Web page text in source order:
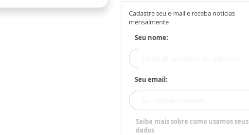
Cadastre seu e-mail e receba notícias
mensalmente
Seu nome:
Seu email:
Saiba mais sobre como usamos seus
dados